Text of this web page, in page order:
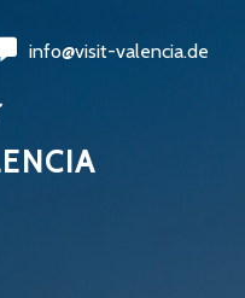
info@visit-valencia.de